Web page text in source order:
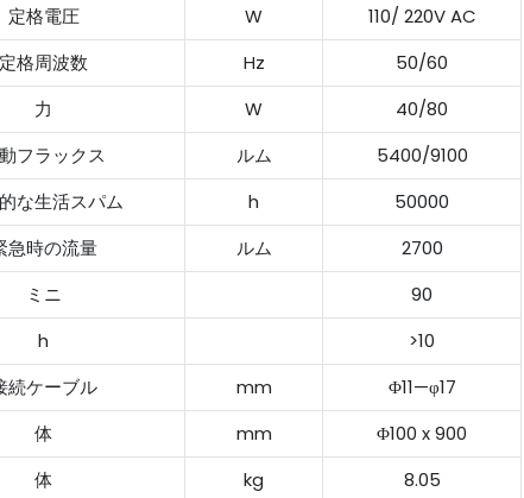
定格電圧 W
110/ 220V AC
定格周波数
Hz
50/60
力 W
40/80
フラックス
ルム
5400/9100
な生活スパム
h
50000
急時の流量
ルム
2700
ミニ
90
h
>10
続ケーブル mm
Φ11—φ17
体 mm
Φ100 x 900
体 kg
8.05